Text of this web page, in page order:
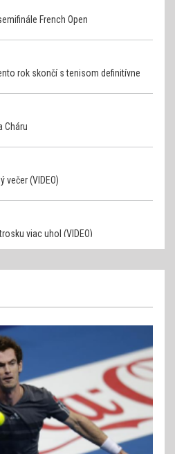
French Open
rok skončí s tenisom definitívne
Cháru
večer (VIDEO)
viac uhol (VIDEO)